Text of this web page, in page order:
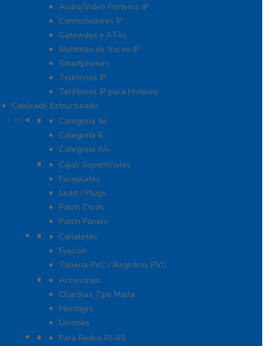
Audio/Video Porteros IP
Conmutadores IP
Gateways y ATAs
Sistemas de Voceo IP
Smartphones
Teléfonos IP
Teléfonos IP para Hoteles
Cableado Estructurado
Cable
Categoría 5e
Categoría 6
Categoría 6A
Cableado de Cobre
Cajas Superficiales
Faceplates
Jacks / Plugs
Patch Cords
Patch Panels
Canalización
Canaletas
Fijación
Tubería PVC / Registros PVC
Charola
Accesorios
Charolas Tipo Malla
Montajes
Uniones
Conectores
Para Redes RJ-45